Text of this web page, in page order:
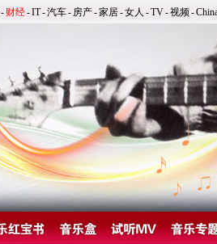
- 财经-IT-汽车- 房产-家居-女人 -TV-视频-